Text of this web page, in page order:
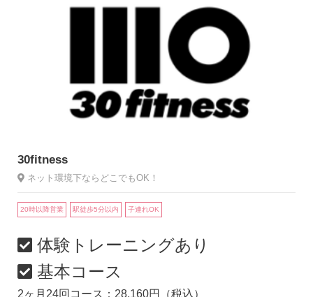
30fitness
ネット環境下ならどこでもOK！
20時以降営業 駅徒歩5分以内 子連れOK
体験トレーニングあり
基本コース
2ヶ月24回コース：28,160円（税込）